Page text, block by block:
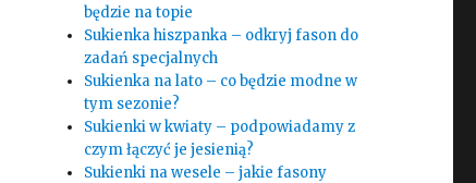
będzie na topie
Sukienka hiszpanka – odkryj fason do
zadań specjalnych
Sukienka na lato – co będzie modne w
tym sezonie?
Sukienki w kwiaty – podpowiadamy z
czym łączyć je jesienią?
Sukienki na wesele – jakie fasony